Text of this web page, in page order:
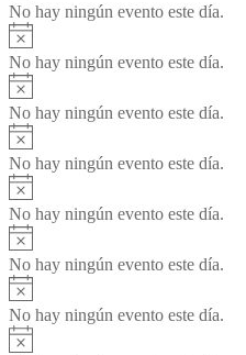
No hay ningún evento este día.
Aviso
No hay ningún evento este día.
Aviso
No hay ningún evento este día.
Aviso
No hay ningún evento este día.
Aviso
No hay ningún evento este día.
Aviso
No hay ningún evento este día.
Aviso
No hay ningún evento este día.
Aviso